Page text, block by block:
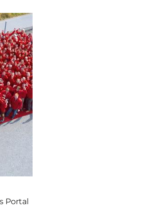
Portal